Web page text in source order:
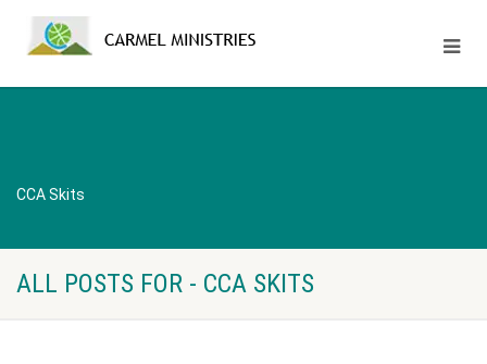
CCA Skits
ALL POSTS FOR - CCA SKITS